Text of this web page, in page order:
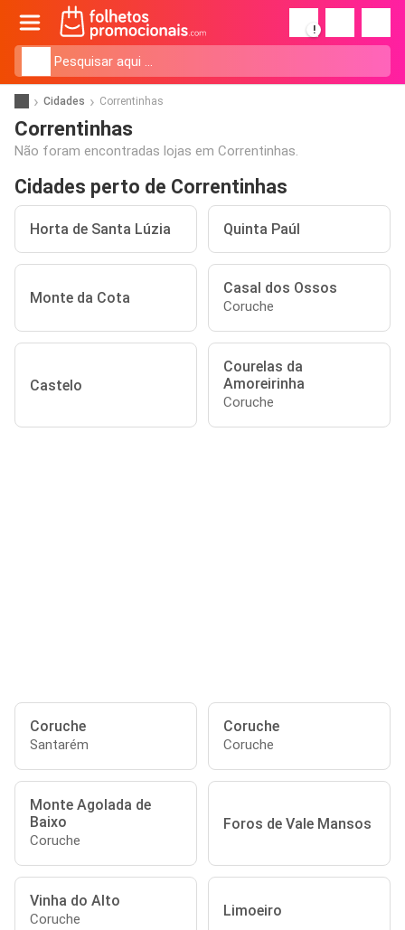
!
Cidades Correntinhas
Correntinhas
Não foram encontradas lojas em Correntinhas.
Cidades perto de Correntinhas
Horta de Santa Lúzia Quinta Paúl
Monte da Cota
Casal dos Ossos
Coruche
Castelo
Courelas da
Amoreirinha
Coruche
Coruche
Santarém
Coruche
Coruche
Monte Agolada de
Baixo
Coruche
Foros de Vale Mansos
Vinha do Alto
Coruche Limoeiro